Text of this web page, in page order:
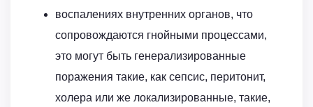
воспалениях внутренних органов, что
сопровождаются гнойными процессами,
это могут быть генерализированные
поражения такие, как сепсис, перитонит,
холера или же локализированные, такие,